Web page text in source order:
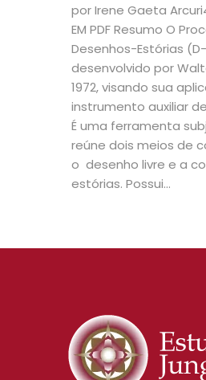
por Irene Gaeta
EM PDF Resumo O
Desenhos-Estórias
desenvolvido por
1972, visando sua
instrumento auxiliar
É uma ferramenta
reúne dois meios de
o desenho livre e a
estórias. Possui...